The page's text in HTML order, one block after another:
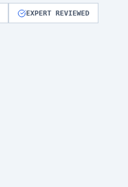
EXPERT REVIEWED